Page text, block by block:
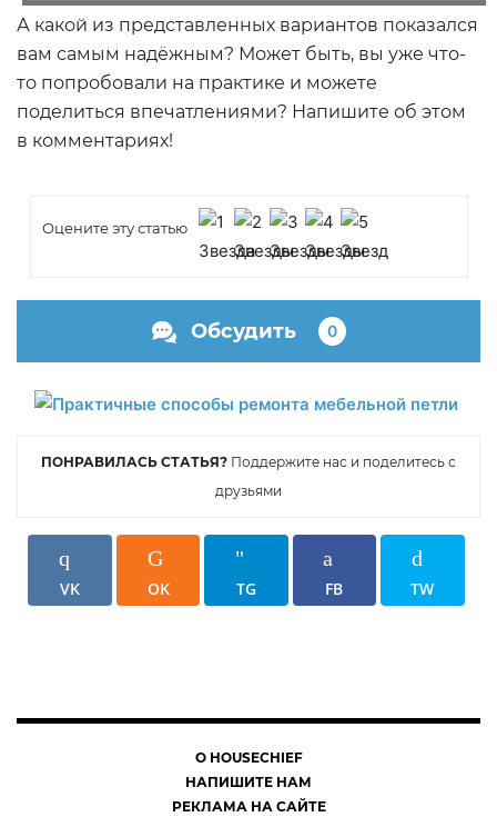
А какой из представленных вариантов показался
вам самым надёжным? Может быть, вы уже что-
то попробовали на практике и можете
поделиться впечатлениями? Напишите об этом
в комментариях!
Оцените эту статью
Обсудить 0
ПОНРАВИЛАСЬ СТАТЬЯ? Поддержите нас и поделитесь с
друзьями
VK OK TG FB TW
О HOUSECHIEF
НАПИШИТЕ НАМ
РЕКЛАМА НА САЙТЕ